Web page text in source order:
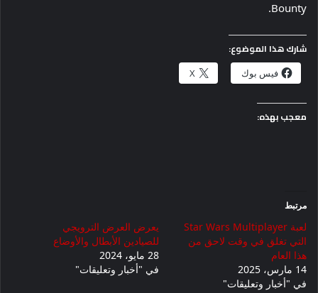
Bounty.
شارك هذا الموضوع:
فيس بوك X
معجب بهذه:
مرتبط
لعبة Star Wars Multiplayer
التي تغلق في وقت لاحق من
هذا العام
14 مارس، 2025
في "أخبار وتعليقات"
يعرض العرض الترويجي
للصيادين الأبطال والأوضاع
28 مايو، 2024
في "أخبار وتعليقات"